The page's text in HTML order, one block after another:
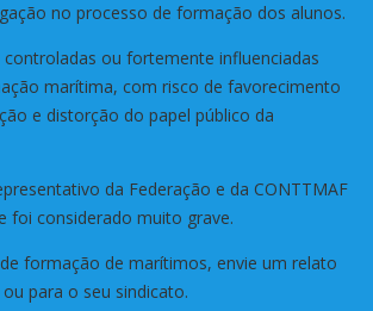
no processo de formação dos alunos.
ou fortemente influenciadas
marítima, com risco de favorecimento
e distorção do papel público da
da Federação e da CONTTMAF
foi considerado muito grave.
formação de marítimos, envie um relato
para o seu sindicato.